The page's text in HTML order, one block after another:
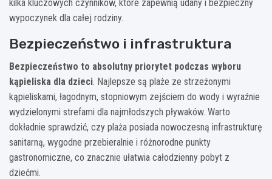
kilka kluczowych czynników, które zapewnią udany i bezpieczny
wypoczynek dla całej rodziny.
Bezpieczeństwo i infrastruktura
Bezpieczeństwo to absolutny priorytet podczas wyboru
kąpieliska dla dzieci. Najlepsze są plaże ze strzeżonymi
kąpieliskami, łagodnym, stopniowym zejściem do wody i wyraźnie
wydzielonymi strefami dla najmłodszych pływaków. Warto
dokładnie sprawdzić, czy plaża posiada nowoczesną infrastrukturę
sanitarną, wygodne przebieralnie i różnorodne punkty
gastronomiczne, co znacznie ułatwia całodzienny pobyt z
dziećmi.